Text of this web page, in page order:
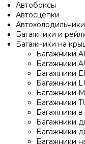
Автобоксы
Автосцепки
Автохолодильники
Багажники и
Багажники на
Багажники
Багажники
Багажники
Багажники
Багажники
Багажники
Багажники
Багажники
Багажники
Багажники